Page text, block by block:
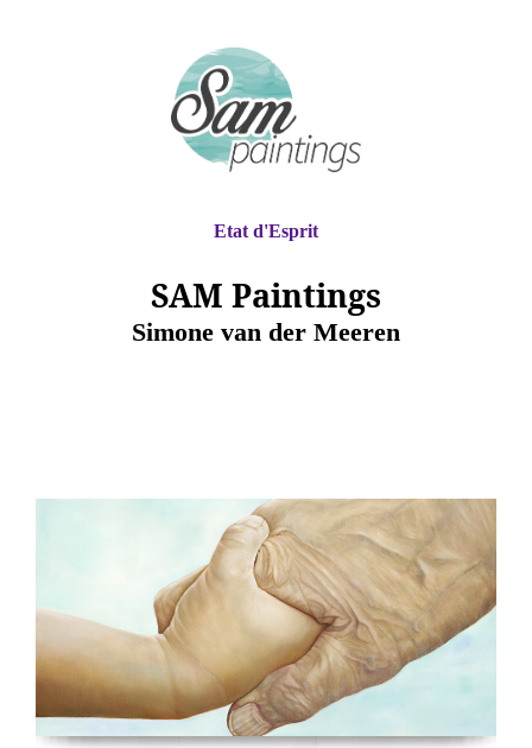
SAM Paintings
Simone van der Meeren
Etat d'Esprit